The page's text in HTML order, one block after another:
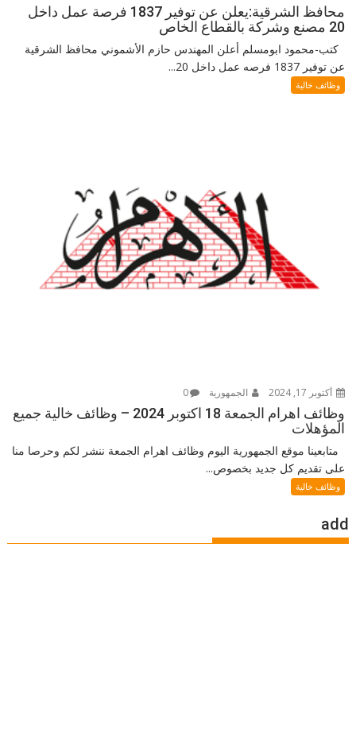
محافظ الشرقية:يعلن عن توفير 1837 فرصة عمل داخل
20 مصنع وشركة بالقطاع الخاص
كتب-محمود ابومسلم أعلن المهندس حازم الأشموني محافظ الشرقية
عن توفير 1837 فرصه عمل داخل 20...
وظائف خالية
أكتوبر 17, 2024 الجمهورية 0
وظائف اهرام الجمعة 18 اكتوبر 2024 – وظائف خالية جميع
المؤهلات
متابعينا موقع الجمهورية اليوم وظائف اهرام الجمعة ننشر لكم وحرصا منا
على تقديم كل جديد بخصوص...
وظائف خالية
add